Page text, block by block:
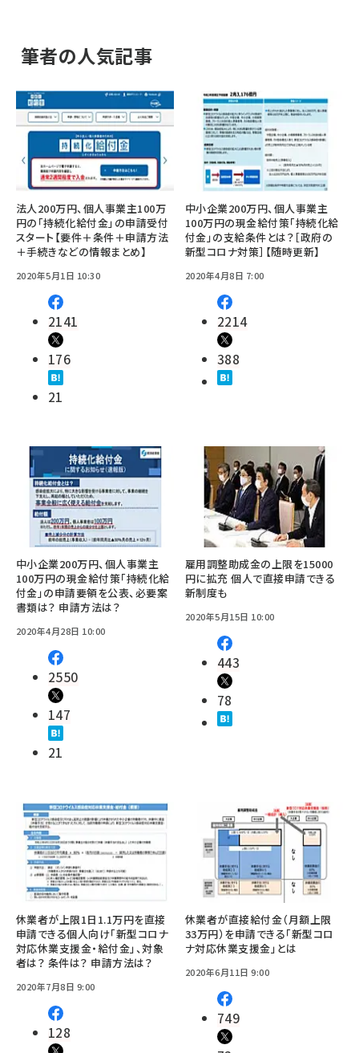
筆者の人気記事
法人200万円、個人事業主100万
円の「持続化給付金」の申請受付
スタート【要件＋条件＋申請方法
＋手続きなどの情報まとめ】
2020年5月1日 10:30
2141
176
21
中小企業200万円、個人事業主
100万円の現金給付策「持続化給
付金」の支給条件とは？［政府の
新型コロナ対策］【随時更新】
2020年4月8日 7:00
2214
388
中小企業200万円、個人事業主
100万円の現金給付策「持続化給
付金」の申請要領を公表、必要案
書類は？ 申請方法は？
2020年4月28日 10:00
2550
147
21
雇用調整助成金の上限を15000
円に拡充 個人で直接申請できる
新制度も
2020年5月15日 10:00
443
78
休業者が上限1日1.1万円を直接
申請できる個人向け「新型コロナ
対応休業支援金・給付金」、対象
者は？ 条件は？ 申請方法は？
2020年7月8日 9:00
128
休業者が直接給付金（月額上限
33万円）を申請できる「新型コロ
ナ対応休業支援金」とは
2020年6月11日 9:00
749